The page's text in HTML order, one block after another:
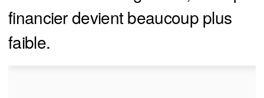
financier devient beaucoup plus
faible.